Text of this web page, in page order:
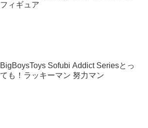
フィギュア
BigBoysToys Sofubi Addict Seriesとっ
ても！ラッキーマン 努力マン